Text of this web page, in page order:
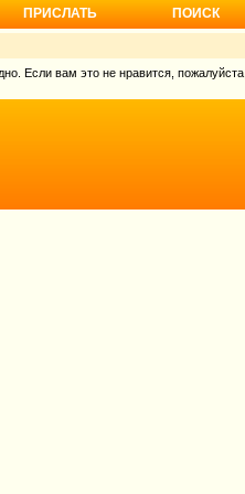
ПРИСЛАТЬ ПОИСК
Если вам это не нравится, пожалуйста,